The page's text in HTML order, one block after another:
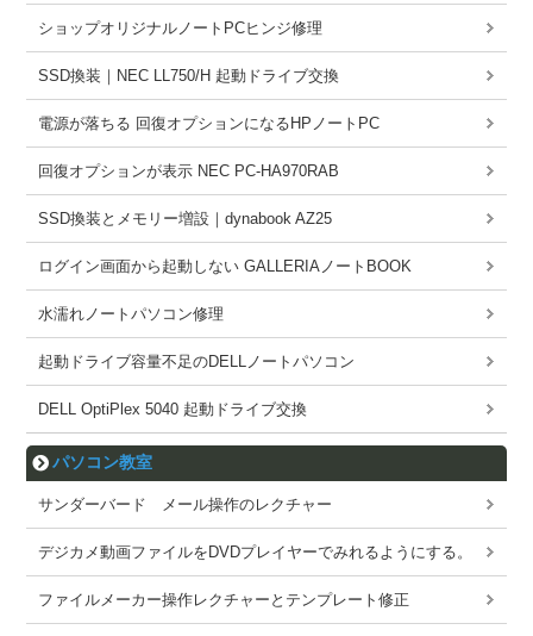
ショップオリジナルノートPCヒンジ修理
SSD換装｜NEC LL750/H 起動ドライブ交換
電源が落ちる 回復オプションになるHPノートPC
回復オプションが表示 NEC PC-HA970RAB
SSD換装とメモリー増設｜dynabook AZ25
ログイン画面から起動しない GALLERIAノートBOOK
水濡れノートパソコン修理
起動ドライブ容量不足のDELLノートパソコン
DELL OptiPlex 5040 起動ドライブ交換
パソコン教室
サンダーバード メール操作のレクチャー
デジカメ動画ファイルをDVDプレイヤーでみれるようにする。
ファイルメーカー操作レクチャーとテンプレート修正